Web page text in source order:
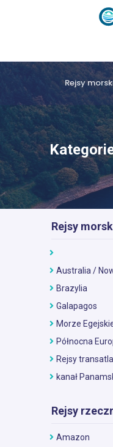
Rejsy
Rejsy
Australia /
Brazylia
Galapagos
Morze
Północna
Rejsy
kanał
Rejsy
Amazon